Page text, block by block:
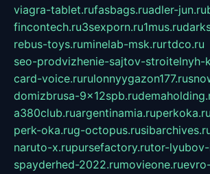
viagra-tablet.rufasbags.ruadler-jun.ru
fincontech.ru3sexporn.ru1mus.ru
rebus-toys.ruminelab-msk.rurtdco.ru
seo-prodvizhenie-sajtov-stroitelnyh-
card-voice.rurulonnyygazon177.ru
domizbrusa-9x12spb.ru
a380club.ruargentinamia.ruperkoka.ru
perk-oka.rug-octopus.ru
naruto-x.rupursefactory.rutor-
spayderhed-2022.rumovieone.ru